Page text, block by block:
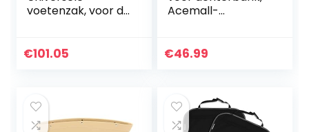
voetenzak, voor de
stippen 6-36
€101.05
Acemall-
met 4,3-inch HD-
€46.99